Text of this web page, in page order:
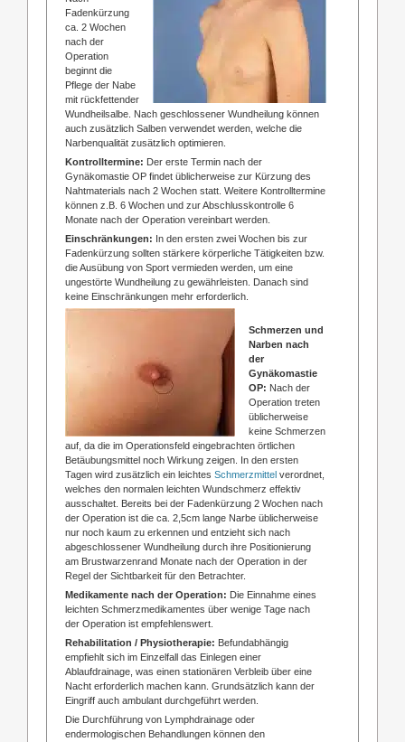
Fadenkürzung
ca. 2 Wochen
nach der
Operation
beginnt die
Pflege der Nabe
mit rückfettender
Wundheilsalbe. Nach geschlossener Wundheilung können
auch zusätzlich Salben verwendet werden, welche die
Narbenqualität zusätzlich optimieren.
Kontrolltermine: Der erste Termin nach der
Gynäkomastie OP findet üblicherweise zur Kürzung des
Nahtmaterials nach 2 Wochen statt. Weitere Kontrolltermine
können z.B. 6 Wochen und zur Abschlusskontrolle 6
Monate nach der Operation vereinbart werden.
Einschränkungen: In den ersten zwei Wochen bis zur
Fadenkürzung sollten stärkere körperliche Tätigkeiten bzw.
die Ausübung von Sport vermieden werden, um eine
ungestörte Wundheilung zu gewährleisten. Danach sind
keine Einschränkungen mehr erforderlich.
Schmerzen und
Narben nach
der
Gynäkomastie
OP: Nach der
Operation treten
üblicherweise
keine Schmerzen
auf, da die im Operationsfeld eingebrachten örtlichen
Betäubungsmittel noch Wirkung zeigen. In den ersten
Tagen wird zusätzlich ein leichtes Schmerzmittel verordnet,
welches den normalen leichten Wundschmerz effektiv
ausschaltet. Bereits bei der Fadenkürzung 2 Wochen nach
der Operation ist die ca. 2,5cm lange Narbe üblicherweise
nur noch kaum zu erkennen und entzieht sich nach
abgeschlossener Wundheilung durch ihre Positionierung
am Brustwarzenrand Monate nach der Operation in der
Regel der Sichtbarkeit für den Betrachter.
Medikamente nach der Operation: Die Einnahme eines
leichten Schmerzmedikamentes über wenige Tage nach
der Operation ist empfehlenswert.
Rehabilitation / Physiotherapie: Befundabhängig
empfiehlt sich im Einzelfall das Einlegen einer
Ablaufdrainage, was einen stationären Verbleib über eine
Nacht erforderlich machen kann. Grundsätzlich kann der
Eingriff auch ambulant durchgeführt werden.
Die Durchführung von Lymphdrainage oder
endermologischen Behandlungen können den